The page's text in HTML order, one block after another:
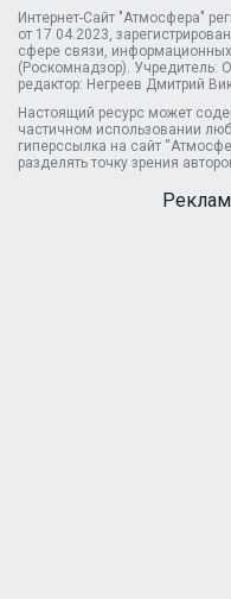
Интернет-Сайт "Атмосфера"
от 17.04.2023,
сфере связи,
(Роскомнадзор).
редактор: Негреев Дмитрий
Настоящий ресурс может
частичном использовании
гиперссылка на сайт
разделять точку зрения